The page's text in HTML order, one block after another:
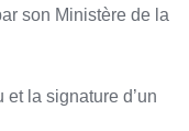
son Ministère de la
la signature d’un